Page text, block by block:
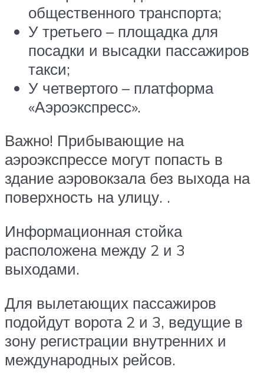
общественного транспорта;
У третьего – площадка для
посадки и высадки пассажиров
такси;
У четвертого – платформа
«Аэроэкспресс».
Важно! Прибывающие на
аэроэкспрессе могут попасть в
здание аэровокзала без выхода на
поверхность на улицу. .
Информационная стойка
расположена между 2 и 3
выходами.
Для вылетающих пассажиров
подойдут ворота 2 и 3, ведущие в
зону регистрации внутренних и
международных рейсов.